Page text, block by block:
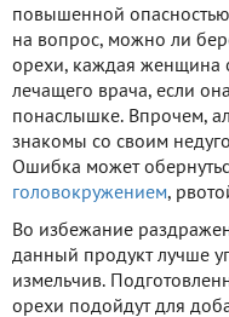
повышенной
на вопрос, можно ли
орехи, каждая женщина
лечащего врача, если
понаслышке. Впрочем,
знакомы со своим
Ошибка может
головокружением,
Во избежание
данный продукт лучше
измельчив.
орехи подойдут для